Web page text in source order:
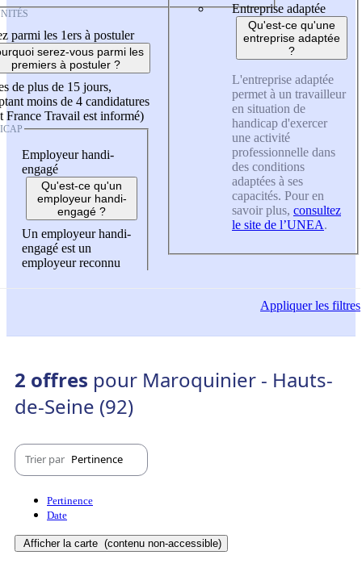
parmi les 1ers à postuler
serez-vous parmi les
premiers à postuler ?
de plus de 15 jours,
moins de 4 candidatures
France Travail est informé)
Employeur handi-
engagé
Qu'est-ce qu'un
employeur handi-
engagé ?
Un employeur handi-
engagé est un
employeur reconnu
Entreprise adaptée
Qu'est-ce qu'une
entreprise adaptée
?
L'entreprise adaptée
permet à un travailleur
en situation de
handicap d'exercer
une activité
professionnelle dans
des conditions
adaptées à ses
capacités. Pour en
savoir plus, consultez
le site de l’UNEA.
Appliquerles filtres
2 offres pour Maroquinier - Hauts-
de-Seine (92)
Trier par Pertinence
Pertinence
Date
Afficher la carte (contenu non-accessible)